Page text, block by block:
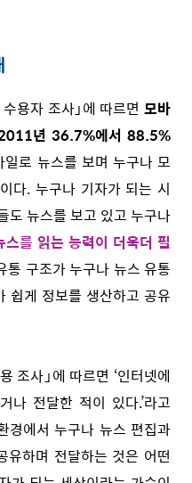
용자 조사」에 따르면 모바
년 36.7%에서 88.5%
로 뉴스를 보며 누구나 모
다. 누구나 기자가 되는 시
도 뉴스를 보고 있고 누구나
스를 읽는 능력이 더욱더 필
통 구조가 누구나 뉴스 유통
쉽게 정보를 생산하고 공유
조사」에 따르면 ‘인터넷에
나 전달한 적이 있다.’라고
경에서 누구나 뉴스 편집과
하며 전달하는 것은 어떤